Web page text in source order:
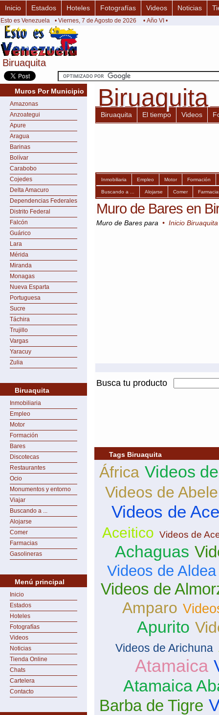
Biruaquita
Biruaquita
Inicio Estados Hoteles Fotografías Videos Noticias
Esto es Venezuela • Viernes, 7 de Agosto de 2026 • Año VI •
Muros Por Municipio
Amazonas
Anzoategui
Apure
Aragua
Barinas
Bolívar
Carabobo
Cojedes
Delta Amacuro
Dependencias Federales
Distrito Federal
Falcón
Guárico
Lara
Mérida
Miranda
Monagas
Nueva Esparta
Portuguesa
Sucre
Táchira
Trujillo
Vargas
Yaracuy
Zulia
Biruaquita
Inmobiliaria
Empleo
Motor
Formación
Bares
Discotecas
Restaurantes
Ocio
Monumentos y entorno
Viajar
Buscando a ...
Alojarse
Comer
Farmacias
Gasolineras
Menú principal
Inicio
Estados
Hoteles
Fotografías
Videos
Noticias
Tienda Online
Chats
Cartelera
Contacto
Biruaquita
Biruaquita
Biruaquita El tiempo Videos
Inmobiliaria Empleo Motor Formación
Buscando a ... Alojarse Comer
Muro de Bares en
Muro de Bares para • Inicio Biruaquita
Busca tu producto
Tags Biruaquita
África Videos
Videos de
Videos de
Aceitico Videos de
Achaguas
Videos de
Videos de
Amparo
Apurito
Videos de Arichuna
Atamaica
Atamaica
Barba de Tigre